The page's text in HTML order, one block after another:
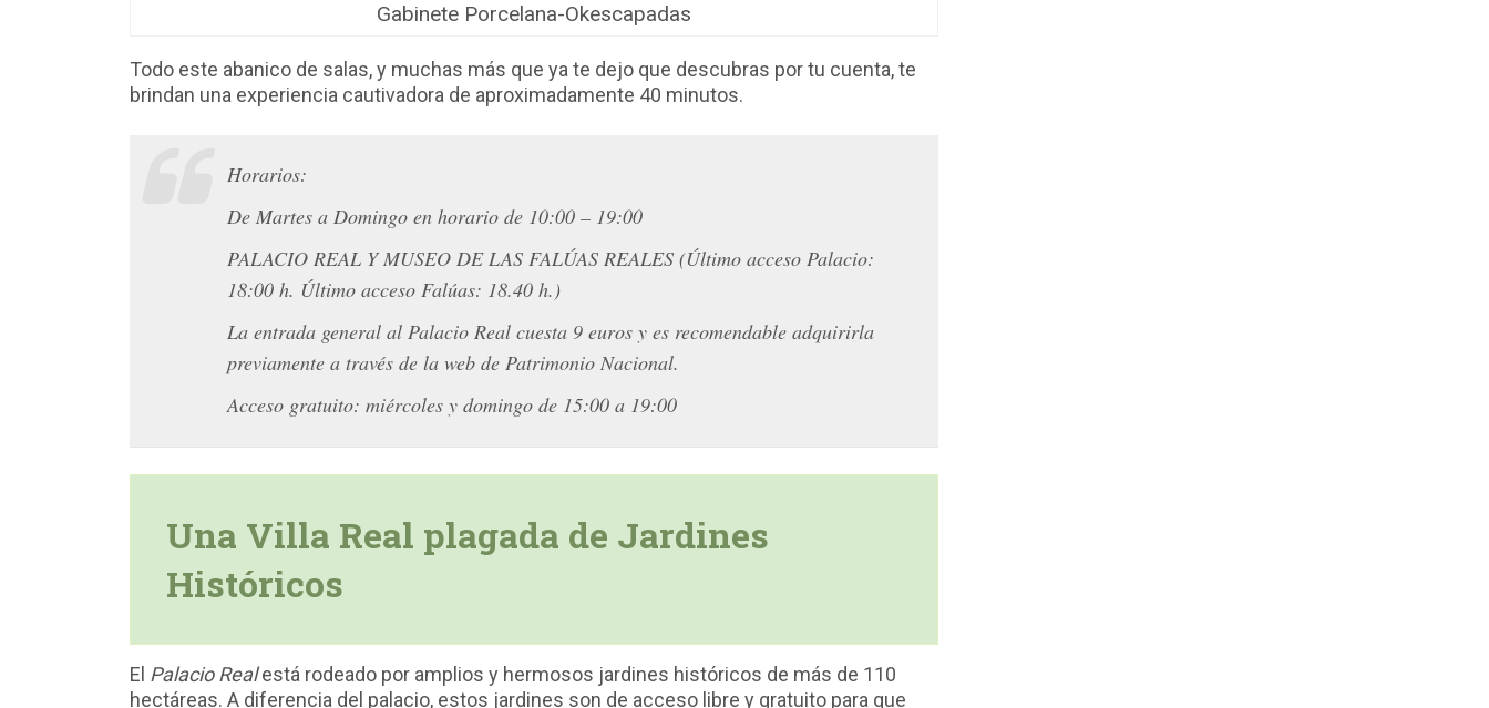
Gabinete Porcelana-Okescapadas
Todo este abanico de salas, y muchas más que ya te dejo que descubras por tu cuenta, te
brindan una experiencia cautivadora de aproximadamente 40 minutos.
Horarios:
De Martes a Domingo en horario de 10:00 – 19:00
PALACIO REAL Y MUSEO DE LAS FALÚAS REALES (Último acceso Palacio:
18:00 h. Último acceso Falúas: 18.40 h.)
La entrada general al Palacio Real cuesta 9 euros y es recomendable adquirirla
previamente a través de la web de Patrimonio Nacional.
Acceso gratuito: miércoles y domingo de 15:00 a 19:00
Una Villa Real plagada de Jardines
Históricos
El Palacio Realestá rodeado por amplios y hermosos jardines históricos de más de 110
hectáreas. A diferencia del palacio, estos jardines son de acceso libre y gratuito para que